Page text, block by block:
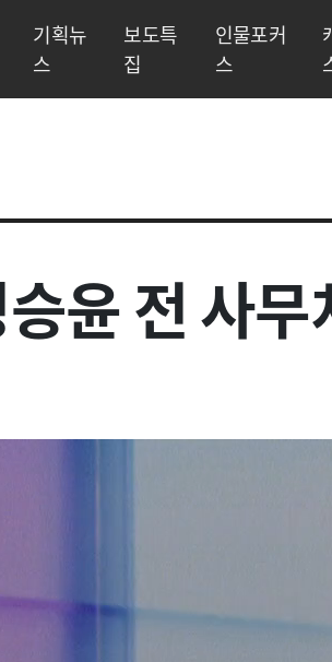
기획뉴
스
보도특
집
인물포커
스
사무처장 수